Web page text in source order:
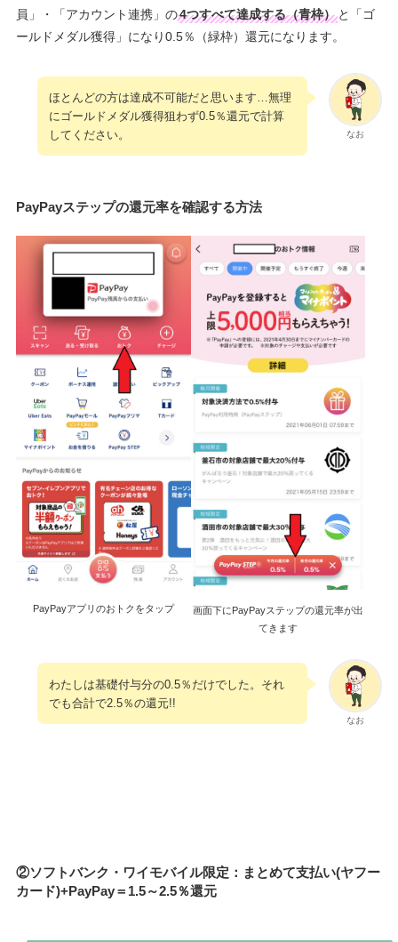
員」・「アカウント連携」の4つすべて達成する（青枠）と「ゴ
ールドメダル獲得」になり0.5％（緑枠）還元になります。
なお
ほとんどの方は達成不可能だと思います…無理
にゴールドメダル獲得狙わず0.5％還元で計算
してください。
PayPayステップの還元率を確認する方法
PayPayアプリのおトクをタップ
画面下にPayPayステップの還元率が出
てきます
なお
わたしは基礎付与分の0.5％だけでした。それ
でも合計で2.5％の還元!!
②ソフトバンク・ワイモバイル限定：まとめて支払い(ヤフー
カード)+PayPay＝1.5～2.5％還元